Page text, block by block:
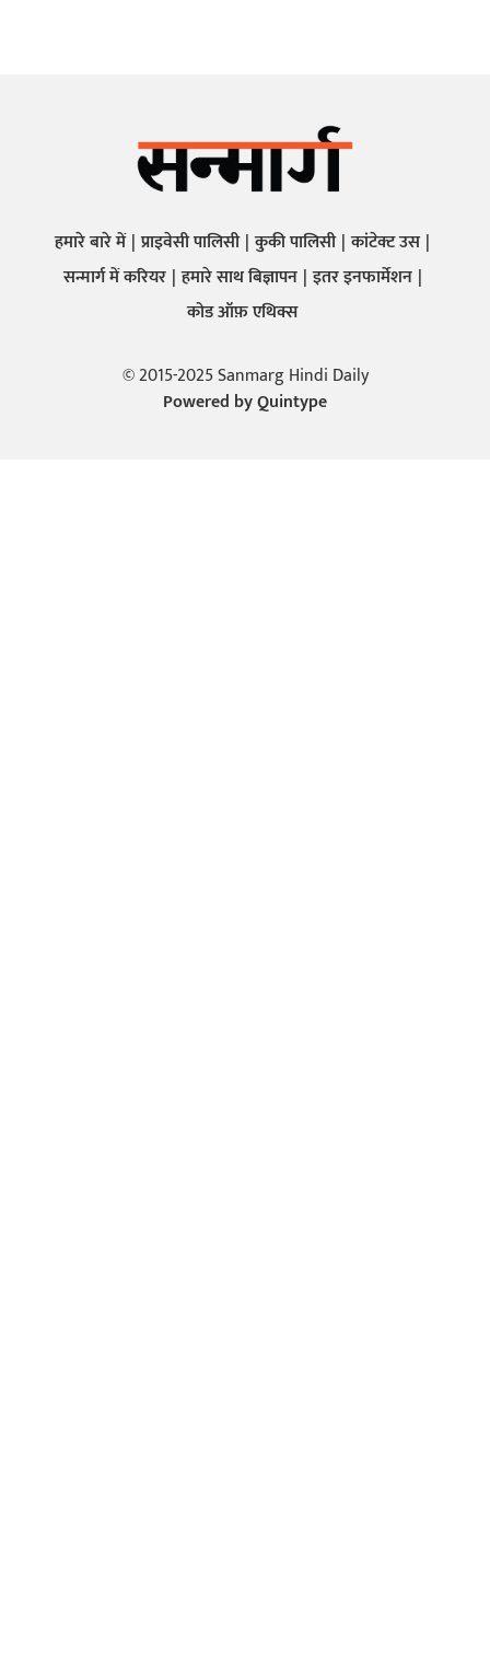
हमारे बारे में प्राइवेसी पालिसी कुकी पालिसी कांटेक्ट उस
सन्मार्ग में करियर हमारे साथ बिज्ञापन इतर इनफार्मेशन
कोड ऑफ़ एथिक्स
© 2015-2025 Sanmarg Hindi Daily
Powered byQuintype